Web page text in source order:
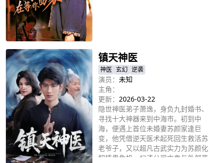
镇天神医
神医 玄幻 逆袭
演员： 未知
主角：
更新： 2026-03-22
隐世神医弟子萧逸，身负九封婚书、
寻找十大神器来到中海市。初到中
海，便遇上首位未婚妻苏颜家逢巨
变，他凭借逆天医术起死回生救活苏
老爷子，又以超凡古武实力为苏颜化
解情蛊危机、扫清公司内鬼与外部恶